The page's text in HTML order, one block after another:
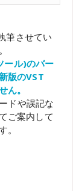
筆させてい
ール)のバー
版のVST
ん。
ドや誤記な
ご案内して